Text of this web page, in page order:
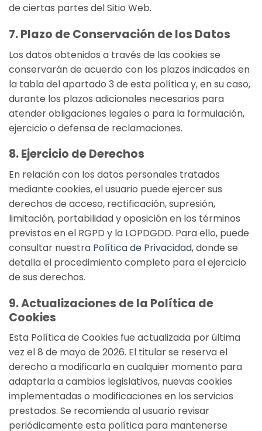
de ciertas partes del Sitio Web.
7. Plazo de Conservación de los Datos
Los datos obtenidos a través de las cookies se
conservarán de acuerdo con los plazos indicados en
la tabla del apartado 3 de esta política y, en su caso,
durante los plazos adicionales necesarios para
atender obligaciones legales o para la formulación,
ejercicio o defensa de reclamaciones.
8. Ejercicio de Derechos
En relación con los datos personales tratados
mediante cookies, el usuario puede ejercer sus
derechos de acceso, rectificación, supresión,
limitación, portabilidad y oposición en los términos
previstos en el RGPD y la LOPDGDD. Para ello, puede
consultar nuestra Política de Privacidad, donde se
detalla el procedimiento completo para el ejercicio
de sus derechos.
9. Actualizaciones de la Política de
Cookies
Esta Política de Cookies fue actualizada por última
vez el 8 de mayo de 2026. El titular se reserva el
derecho a modificarla en cualquier momento para
adaptarla a cambios legislativos, nuevas cookies
implementadas o modificaciones en los servicios
prestados. Se recomienda al usuario revisar
periódicamente esta política para mantenerse